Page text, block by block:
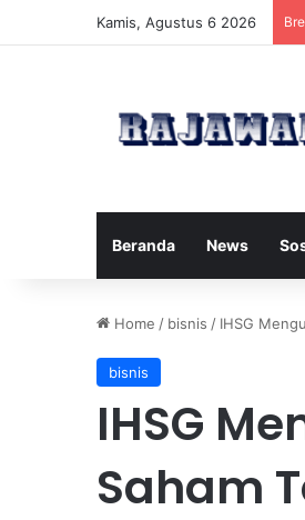
Kamis, Agustus 6 2026
Beranda News
Home / bisnis / IHSG
bisnis
IHSG
Saham